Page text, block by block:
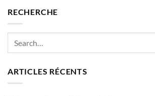
RECHERCHE
ARTICLES RÉCENTS